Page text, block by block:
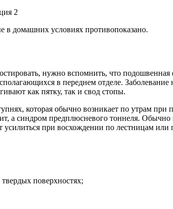
домашних условиях противопоказано.
нужно вспомнить, что
в переднем отделе. Заболевание
как пятку, так и свод стопы.
которая обычно возникает по утрам при
синдром предплюсневого тоннеля. Обычно
при восхождении по лестницам или
поверхностях;